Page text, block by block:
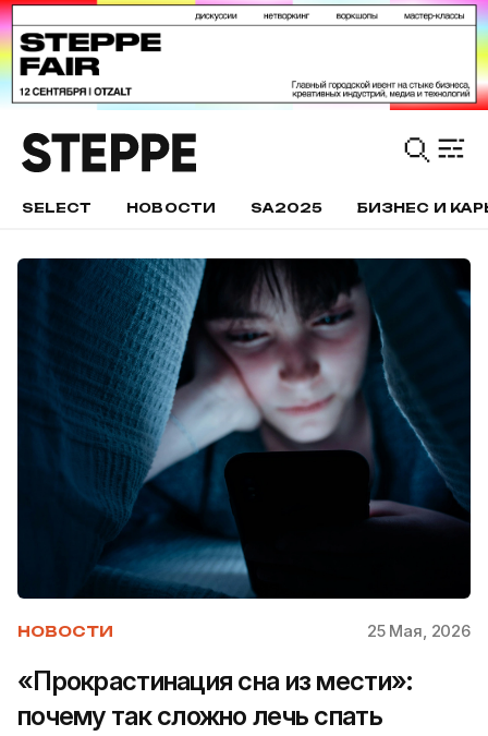
SELECT НОВОСТИ SA2025 БИЗНЕС И
НОВОСТИ 25 Мая, 2026
«Прокрастинация сна из мести»:
почему так сложно лечь спать